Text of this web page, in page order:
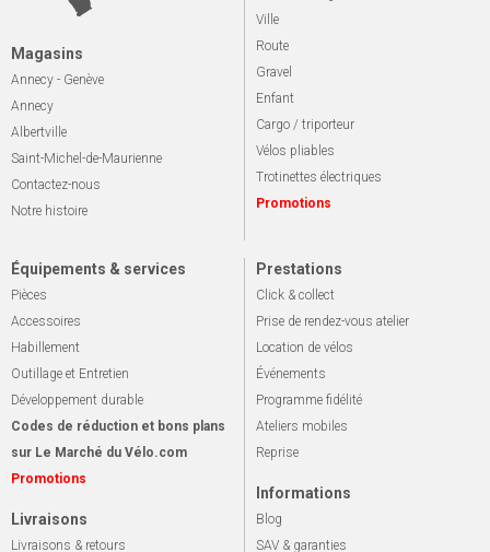
Magasins
Annecy - Genève
Annecy
Albertville
Saint-Michel-de-Maurienne
Contactez-nous
Notre histoire
Ville
Route
Gravel
Enfant
Cargo / triporteur
Vélos pliables
Trotinettes électriques
Promotions
Équipements & services
Pièces
Accessoires
Habillement
Outillage et Entretien
Développement durable
Codes de réduction et bons plans
sur Le Marché du Vélo.com
Promotions
Livraisons
Livraisons & retours
Prestations
Click & collect
Prise de rendez-vous atelier
Location de vélos
Événements
Programme fidélité
Ateliers mobiles
Reprise
Informations
Blog
SAV & garanties